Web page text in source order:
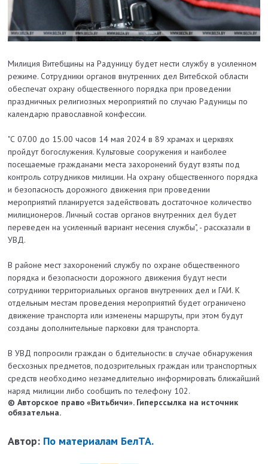
Милиция Витебщины на Радуницу будет нести службу в усиленном
режиме. Сотрудники органов внутренних дел Витебской области
обеспечат охрану общественного порядка при проведении
праздничных религиозных мероприятий по случаю Радуницы по
календарю православной конфессии.
"С 07.00 до 15.00 часов 14 мая 2024 в 89 храмах и церквях
пройдут богослужения. Культовые сооружения и наиболее
посещаемые гражданами места захоронений будут взяты под
контроль сотрудников милиции. На охрану общественного порядка
и безопасность дорожного движения при проведении
мероприятий планируется задействовать достаточное количество
милиционеров. Личный состав органов внутренних дел будет
переведен на усиленный вариант несения службы", - рассказали в
УВД.
В районе мест захоронений службу по охране общественного
порядка и безопасности дорожного движения будут нести
сотрудники территориальных органов внутренних дел и ГАИ. К
отдельным местам проведения мероприятий будет ограничено
движение транспорта или изменены маршруты, при этом будут
созданы дополнительные парковки для транспорта.
В УВД попросили граждан о бдительности: в случае обнаружения
бесхозных предметов, подозрительных граждан или транспортных
средств необходимо незамедлительно информировать ближайший
наряд милиции либо сообщить по телефону 102.
© Авторское право «Витьбичи». Гиперссылка на источник
обязательна.
Автор: По материалам БелТА.